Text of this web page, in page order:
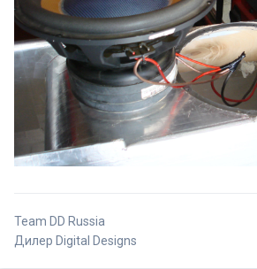
Team DD Russia
Дилер Digital Designs